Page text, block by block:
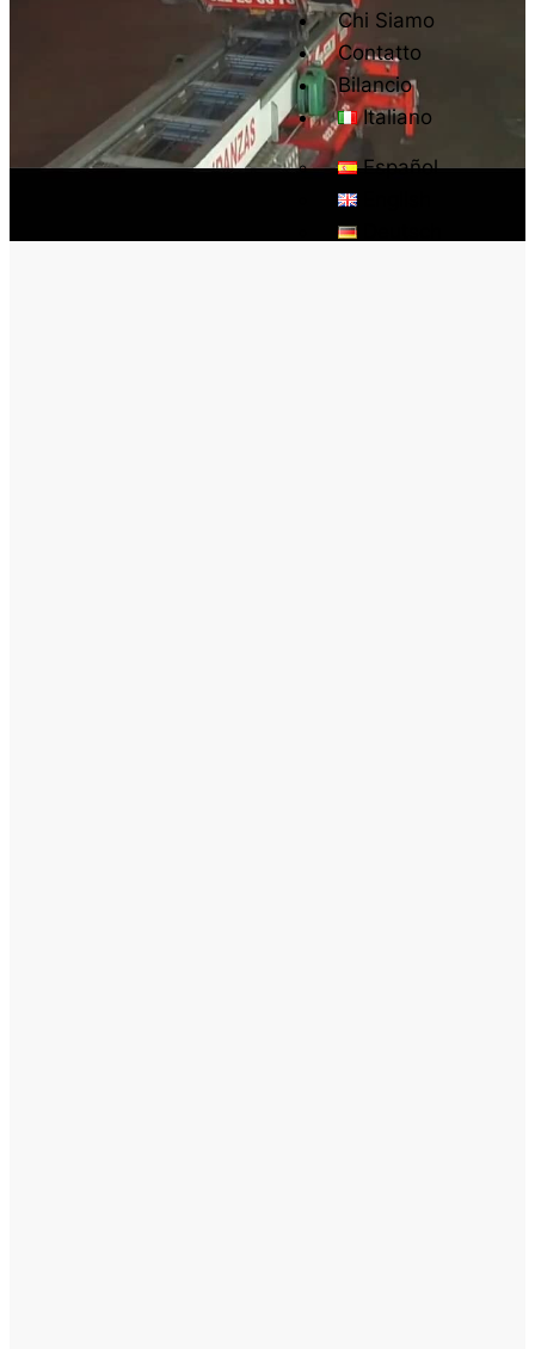
Chi Siamo
Contatto
Bilancio
Italiano
Español